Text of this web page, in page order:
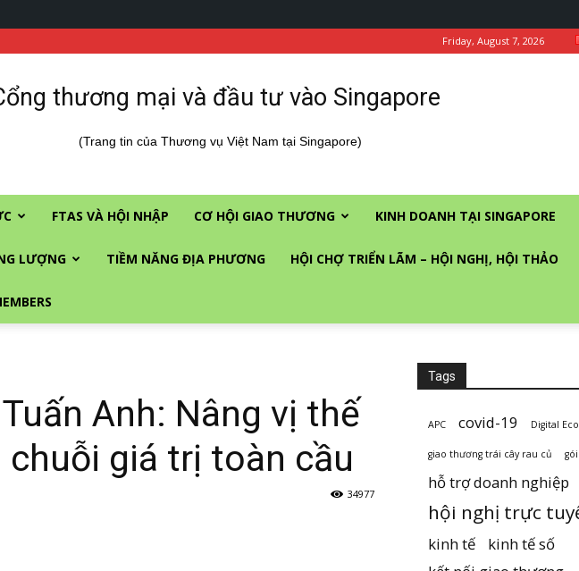
Friday, August 7, 2026
thương mại và đầu tư vào Singapore
(Trang tin của Thương vụ Việt Nam tại Singapore)
FTAS VÀ HỘI NHẬP CƠ HỘI GIAO THƯƠNG KINH DOANH TẠI SINGAPORE
LƯỢNG TIỀM NĂNG ĐỊA PHƯƠNG HỘI CHỢ TRIỂN LÃM – HỘI NGHỊ, HỘI THẢO
Anh: Nâng vị thế
giá trị toàn cầu
34977
Tags
APC covid-19 Digital
giao thương trái cây rau củ
hỗ trợ doanh nghiệp
hội nghị trực
kinh tế
kinh tế số